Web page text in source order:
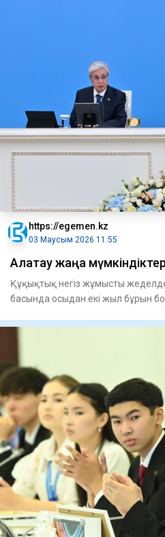
https://egemen.kz
03 Маусым 2026 11:55
Алатау жаңа
Құқықтық негіз жұмысты
басында осы­дан екі жыл бұрын